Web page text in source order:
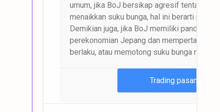
umum, jika BoJ bersikap agresif tentang
menaikkan suku bunga, hal ini berarti
Demikian juga, jika BoJ memiliki
perekonomian Jepang dan
berlaku, atau memotong suku bunga maka
Trading pasangan